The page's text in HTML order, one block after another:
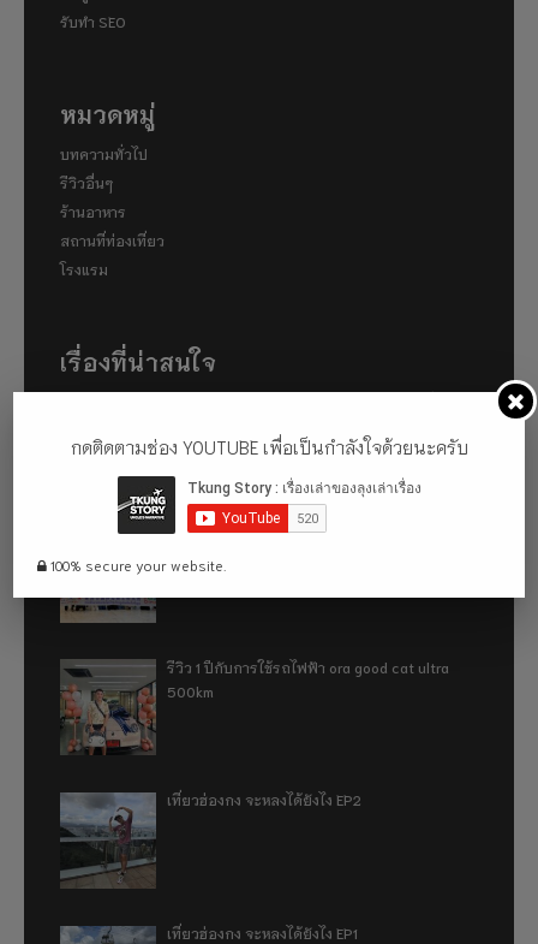
รับทำ SEO
หมวดหมู่
บทความทั่วไป
รีวิวอื่นๆ
ร้านอาหาร
สถานที่ท่องเที่ยว
โรงแรม
เรื่องที่น่าสนใจ
อู่ฮั่น ฉันมา (ทำไม) แล้ว 2024
รีวิว 1 ปีกับการใช้รถไฟฟ้า ora good cat ultra
500km
เที่ยวฮ่องกง จะหลงได้ยังไง EP2
เที่ยวฮ่องกง จะหลงได้ยังไง EP1
กดติดตามช่อง YOUTUBE เพื่อเป็นกำลังใจด้วยนะครับ
100% secure your website.